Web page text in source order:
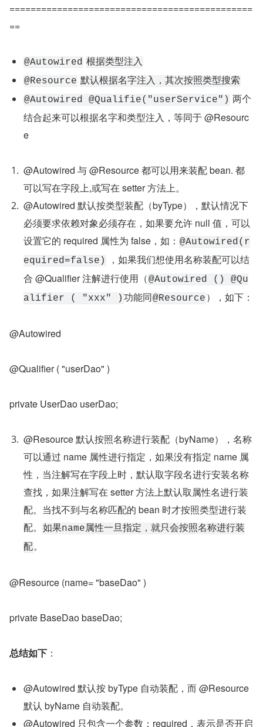
==============================================
==
@Autowired 根据类型注入
@Resource 默认根据名字注入，其次按照类型搜索
@Autowired @Qualifie("userService") 两个
结合起来可以根据名字和类型注入，等同于 @Resourc
e
@Autowired 与 @Resource 都可以用来装配 bean. 都
可以写在字段上,或写在 setter 方法上。
@Autowired 默认按类型装配（byType），默认情况下
必须要求依赖对象必须存在，如果要允许 null 值，可以
设置它的 required 属性为 false，如： @Autowired(r
equired=false)
，如果我们想使用名称装配可以结
合 @Qualifier 注解进行使用（@Autowired () @Qu
alifier ( "xxx" ) 功能同@Resource ），如下：
@Autowired
@Qualifier ( "userDao" )
private UserDao userDao;
@Resource 默认按照名称进行装配（byName），名称
可以通过 name 属性进行指定，如果没有指定 name 属
性，当注解写在字段上时，默认取字段名进行安装名称
查找，如果注解写在 setter 方法上默认取属性名进行装
配。当找不到与名称匹配的 bean 时才按照类型进行装
配。
如果name属性一旦指定，就只会按照名称进行装
配。
@Resource (name= "baseDao" )
private BaseDao baseDao;
总结如下 ：
@Autowired 默认按 byType 自动装配，而 @Resource
默认 byName 自动装配。
@Autowired 只包含一个参数：required，表示是否开启